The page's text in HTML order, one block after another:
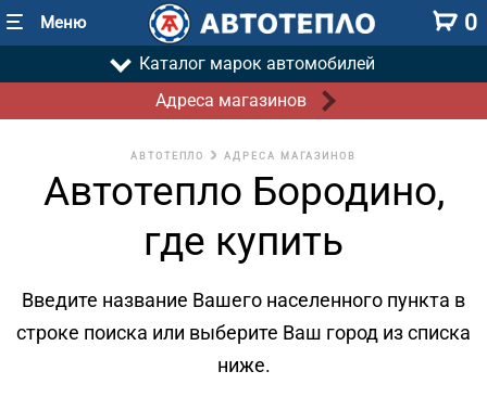
Меню 0
Каталог марок автомобилей
Адреса магазинов
АВТОТЕПЛО АДРЕСА МАГАЗИНОВ
Автотепло Бородино,
где купить
Введите название Вашего населенного пункта в
строке поиска или выберите Ваш город из списка
ниже.